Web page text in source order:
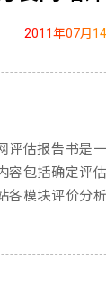
2011年07月
评估报告书是
容包括确定评
各模块评价分